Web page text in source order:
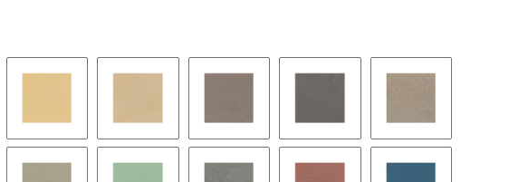
BC02 BC03 BC04 BC05 BC06